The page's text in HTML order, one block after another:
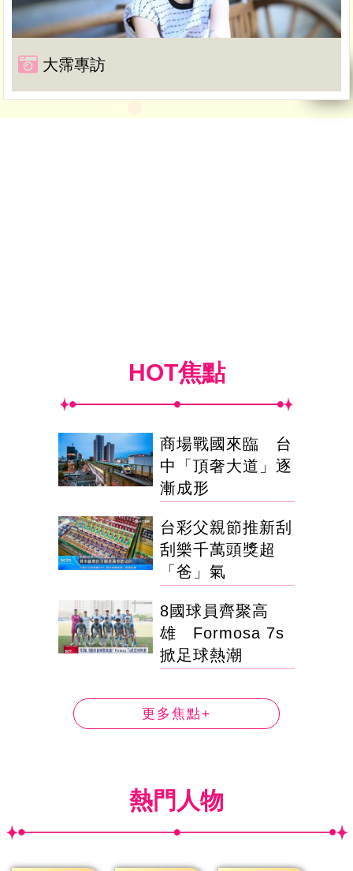
大霈專訪
HOT焦點
商場戰國來臨 台
中「頂奢大道」逐
漸成形
台彩父親節推新刮
刮樂千萬頭獎超
「爸」氣
8國球員齊聚高
雄 Formosa 7s
掀足球熱潮
更多焦點+
熱門人物